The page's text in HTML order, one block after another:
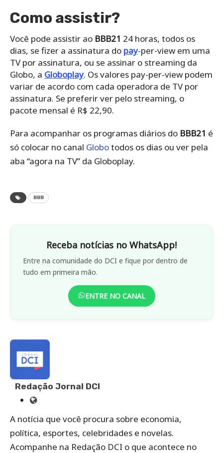
Como assistir?
Você pode assistir ao BBB21 24 horas, todos os
dias, se fizer a assinatura do pay-per-view em uma
TV por assinatura, ou se assinar o streaming da
Globo, a Globoplay. Os valores pay-per-view podem
variar de acordo com cada operadora de TV por
assinatura. Se preferir ver pelo streaming, o
pacote mensal é R$ 22,90.
Para acompanhar os programas diários do BBB21 é
só colocar no canal Globotodos os dias ou ver pela
aba “agora na TV” da Globoplay.
BBB
Receba notícias no WhatsApp!
Entre na comunidade do DCI e fique por dentro de
tudo em primeira mão.
ENTRE NO CANAL
Redação Jornal DCI
Site
de
Redação
Jornal
A notícia que você procura sobre economia,
política, esportes, celebridades e novelas.
Acompanhe na Redação DCI o que acontece no